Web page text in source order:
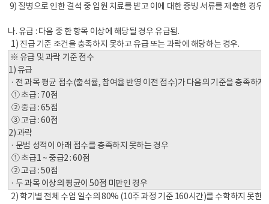
9) 질병으로 인한 결석 중 입원 치료를 받고 이에 대한 증빙 서류를 제출한 경
나. 유급 : 다음 중 한 항목 이상에 해당될 경우 유급됨.
1) 진급 기준 조건을 충족하지 못하고 유급 또는 과락에 해당하는 경우.
※ 유급 및 과락 기준 점수
1) 유급
· 전 과목 평균 점수(출석률, 참여율 반영 이전 점수)가 다음의 기준을 충족하지
① 초급 : 70점
② 중급 : 65점
③ 고급 : 60점
2) 과락
· 문법 성적이 아래 점수를 충족하지 못하는 경우
① 초급1 ~ 중급2 : 60점
② 고급 : 50점
· 두 과목 이상의 평균이 50점 미만인 경우
2) 학기별 전체 수업 일수의 80% (10주 과정 기준 160시간)를 수학하지 못한